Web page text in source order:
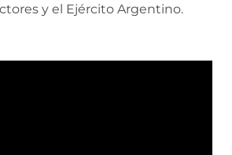
y el Ejército Argentino.